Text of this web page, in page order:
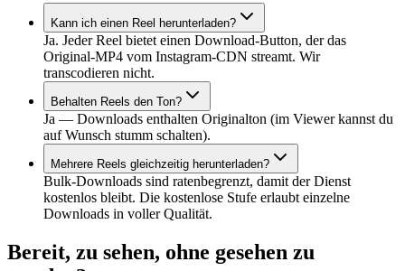
Kann ich einen Reel herunterladen?
Ja. Jeder Reel bietet einen Download-Button, der das
Original-MP4 vom Instagram-CDN streamt. Wir
transcodieren nicht.
Behalten Reels den Ton?
Ja — Downloads enthalten Originalton (im Viewer kannst du
auf Wunsch stumm schalten).
Mehrere Reels gleichzeitig herunterladen?
Bulk-Downloads sind ratenbegrenzt, damit der Dienst
kostenlos bleibt. Die kostenlose Stufe erlaubt einzelne
Downloads in voller Qualität.
Bereit, zu sehen, ohne gesehen zu